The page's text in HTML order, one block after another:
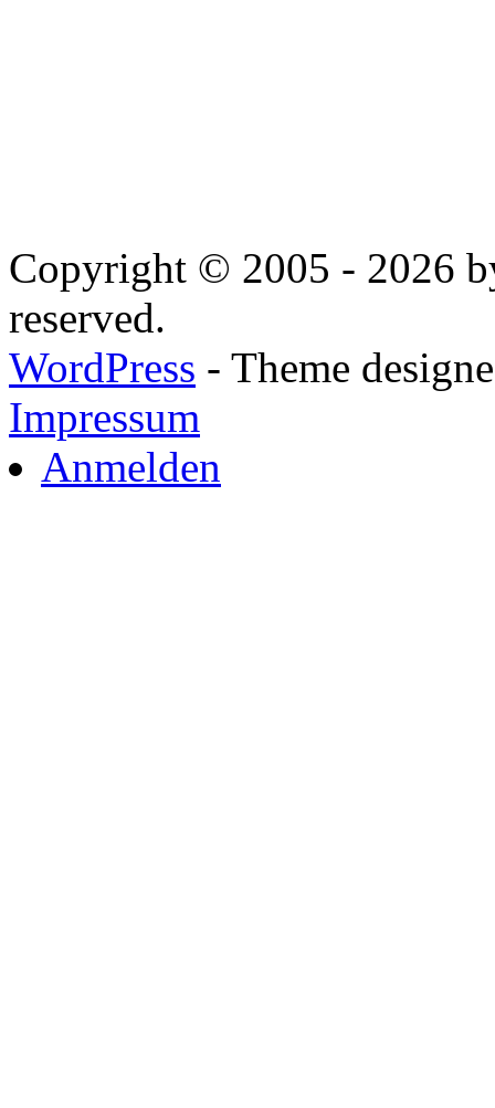
Copyright © 2005 - 2026
reserved.
WordPress - Theme
Impressum
Anmelden